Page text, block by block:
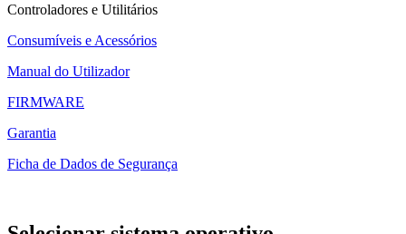
Controladores e Utilitários
Consumíveis e Acessórios
Manual do Utilizador
FIRMWARE
Garantia
Ficha de Dados de Segurança